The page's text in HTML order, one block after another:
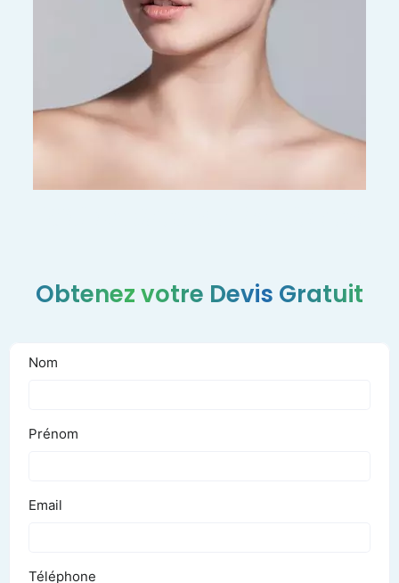
Obtenez votre Devis Gratuit